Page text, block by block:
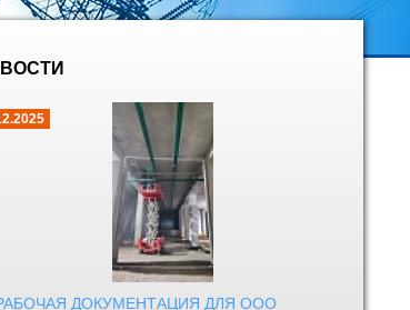
ДОКУМЕНТАЦИЯ ДЛЯ ООО